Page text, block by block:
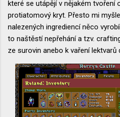
které se utápějí v nějakém tvoření
protiatomový kryt. Přesto mi
nalezených ingrediencí něco
to naštěstí nepřehání a tzv.
ze surovin anebo k vaření lektvarů